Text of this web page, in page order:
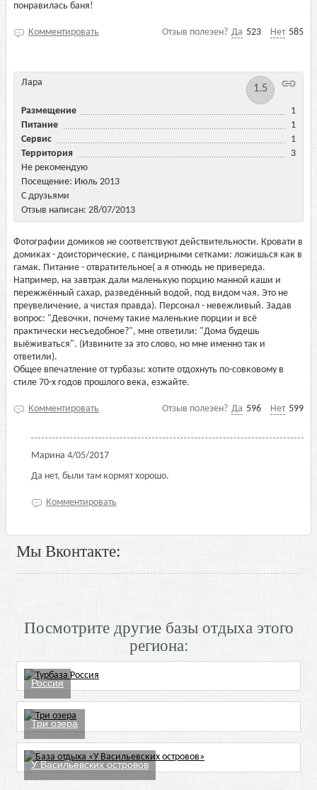
понравилась баня!
Отзыв полезен? Да 523 Нет 585
Комментировать
Лара
1.5
Размещение
1
Питание
1
Сервис
1
Территория
3
Не рекомендую
Посещение: Июль 2013
С друзьями
Отзыв написан: 28/07/2013
Фотографии домиков не соответствуют действительности. Кровати в
домиках - доисторические, с панцирными сетками: ложишься как в
гамак. Питание - отвратительное( а я отнюдь не привереда.
Например, на завтрак дали маленькую порцию манной каши и
пережжённый сахар, разведённый водой, под видом чая. Это не
преувеличение, а чистая правда). Персонал - невежливый. Задав
вопрос: "Девочки, почему такие маленькие порции и всё
практически несъедобное?", мне ответили: "Дома будешь
выёживаться". (Извините за это слово, но мне именно так и
ответили).
Общее впечатление от турбазы: хотите отдохнуть по-совковому в
стиле 70-х годов прошлого века, езжайте.
Отзыв полезен? Да 596 Нет 599
Комментировать
Марина 4/05/2017
Да нет, были там кормят хорошо.
Комментировать
Мы Вконтакте:
Посмотрите другие базы отдыха этого
региона:
Россия
Три озера
У Васильевских островов